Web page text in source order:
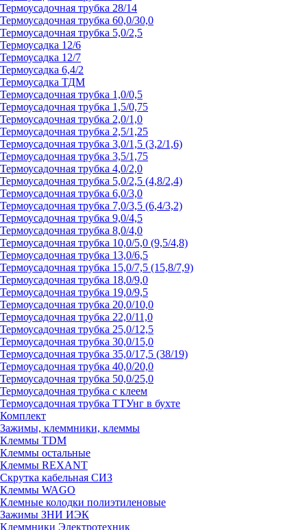
Термоусадочная трубка 28/14
Термоусадочная трубка 60,0/30,0
Термоусадочная трубка 5,0/2,5
Термоусадка 12/6
Термоусадка 12/7
Термоусадка 6,4/2
Термоусадка ТДМ
Термоусадочная трубка 1,0/0,5
Термоусадочная трубка 1,5/0,75
Термоусадочная трубка 2,0/1,0
Термоусадочная трубка 2,5/1,25
Термоусадочная трубка 3,0/1,5 (3,2/1,6)
Термоусадочная трубка 3,5/1,75
Термоусадочная трубка 4,0/2,0
Термоусадочная трубка 5,0/2,5 (4,8/2,4)
Термоусадочная трубка 6,0/3,0
Термоусадочная трубка 7,0/3,5 (6,4/3,2)
Термоусадочная трубка 9,0/4,5
Термоусадочная трубка 8,0/4,0
Термоусадочная трубка 10,0/5,0 (9,5/4,8)
Термоусадочная трубка 13,0/6,5
Термоусадочная трубка 15,0/7,5 (15,8/7,9)
Термоусадочная трубка 18,0/9,0
Термоусадочная трубка 19,0/9,5
Термоусадочная трубка 20,0/10,0
Термоусадочная трубка 22,0/11,0
Термоусадочная трубка 25,0/12,5
Термоусадочная трубка 30,0/15,0
Термоусадочная трубка 35,0/17,5 (38/19)
Термоусадочная трубка 40,0/20,0
Термоусадочная трубка 50,0/25,0
Термоусадочная трубка с клеем
Термоусадочная трубка ТТУнг в бухте
Комплект
Зажимы, клеммники, клеммы
Клеммы TDM
Клеммы остальные
Клеммы REXANT
Скрутка кабельная СИЗ
Клеммы WAGO
Клемные колодки полиэтиленовые
Зажимы ЗНИ ИЭК
Клеммники Электротехник